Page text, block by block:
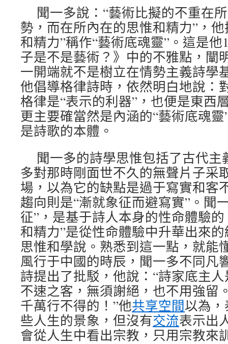
聞一多說：“藝術比擬的不重在
勢，而在所內在的思惟和精力”，
和精力”稱作“藝術底魂靈”。這是他
子是不是藝術？》中的不雅點，闡
一開端就不是樹立在情勢主義詩學
他倡導格律詩時，依然明白地說：
格律是“表示的利器”，也便是東西
更主要確當然是內涵的“藝術底魂
是詩歌的本體。
聞一多的詩學思惟包括了古代
多對那時剛面世不久的無聲片子采
場，以為它的缺點是過于寫實和客
趨向則是“漸就象征而避寫實”。聞
征”，是基于詩人本身的性命體驗
和精力”是從性命體驗中升華出來
思惟和學說。熟悉到這一點，就能
風行于中國的時辰，聞一多不同凡
詩提出了批駁，他說：“詩家底主
不速之客，無須謝絕，也不用強留
千萬行不得的！”他共享空間以為
些人生的景象，但沒有交流表示出
會從人生中看出宗教，只用宗教來